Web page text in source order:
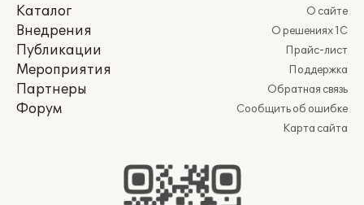
Каталог
Внедрения
Публикации
Мероприятия
Партнеры
Форум
О сайте
О решениях 1С
Прайс-лист
Поддержка
Обратная связь
Сообщить об ошибке
Карта сайта